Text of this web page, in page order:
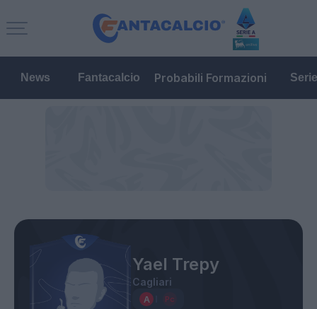
News Fantacalcio Probabili Formazioni
Yael Trepy
Cagliari